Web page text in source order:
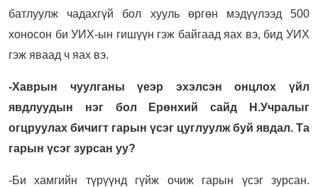
батлуулж чадахгүй бол хууль өргөн мэдүүлээд 500
хоносон би УИХ-ын гишүүн гэж байгаад яах вэ, бид УИХ
гэж яваад ч яах вэ.
-Хаврын чуулганы үеэр эхэлсэн онцлох үйл
явдлуудын нэг бол Ерөнхий сайд Н.Учралыг
огцруулах бичигт гарын үсэг цуглуулж буй явдал. Та
гарын үсэг зурсан уу?
-Би хамгийн түрүүнд гүйж очиж гарын үсэг зурсан.